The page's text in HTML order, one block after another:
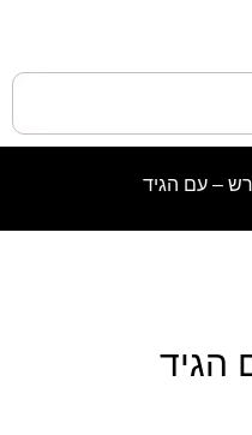
– עם הגיד
הגיד